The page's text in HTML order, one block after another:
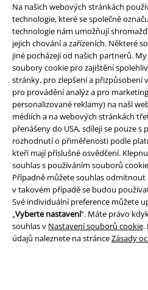
Na našich webových stránkách
technologie, které se společně
technologie nám umožňují
jejich chování a zařízeních. Některé
jiné pocházejí od našich partnerů.
soubory cookie pro zajištění
stránky, pro zlepšení a přizpůsobení
pro provádění analýz a pro
personalizované reklamy) na naší
médiích a na webových stránkách
přenášeny do USA, sdílejí se pouze
rozhodnutí o přiměřenosti podle
kteří mají příslušné osvědčení.
souhlas s používáním souborů
Případně můžete souhlas odmítnout
v takovém případě se budou
Své individuální preference můžete
„Vyberte nastavení“. Máte právo
souhlas v Nastavení souborů cookie.
údajů naleznete na stránceZásady
Právní informace
Podmínky
Prohlášení
Ochrana osobních údajů
Likvidace odpadu a ochrana
Prohlášení o shodě